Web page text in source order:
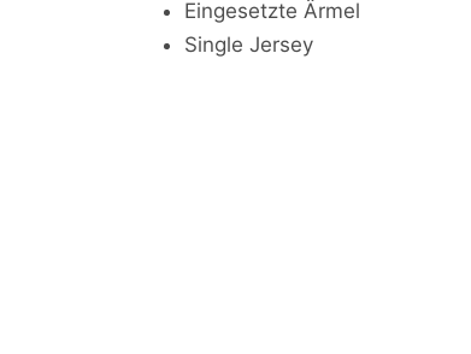
Eingesetzte Ärmel
Single Jersey